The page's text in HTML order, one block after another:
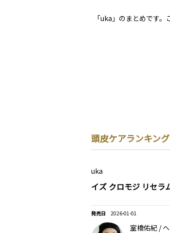
「uka」のまとめです
頭皮ケアランキング
uka
イズ クロモジ リセラ
2026-01-01
室橋佑紀 /